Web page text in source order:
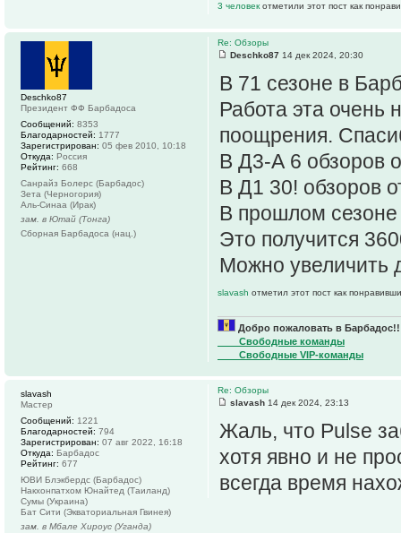
3 человек отметили этот пост как
Re: Обзоры
Deschko87 14 дек 2024, 20:30
В 71 сезоне в
Работа эта очень
поощрения.
В Д3-А 6 обзоров
В Д1 30! обзоров
В прошлом
Это получится
Можно увеличить
slavash отметил этот пост как
Добро пожаловать в
____Свободные команды
____Свободные VIP-команды
Deschko87
Президент ФФ Барбадоса
Сообщений: 8353
Благодарностей: 1777
Зарегистрирован: 05 фев 2010, 10:18
Откуда: Россия
Рейтинг: 668
Санрайз Болерс (Барбадос)
Зета (Черногория)
Аль-Синаа (Ирак)
зам. в Ютай (Тонга)
Сборная Барбадоса (нац.)
Re: Обзоры
slavash 14 дек 2024, 23:13
Жаль, что Pulse
хотя явно и не
всегда время
slavash
Мастер
Сообщений: 1221
Благодарностей: 794
Зарегистрирован: 07 авг 2022, 16:18
Откуда: Барбадос
Рейтинг: 677
ЮВИ Блэкбердс (Барбадос)
Накхонпатхом Юнайтед (Таиланд)
Сумы (Украина)
Бат Сити (Экваториальная Гвинея)
зам. в Мбале Хироус (Уганда)